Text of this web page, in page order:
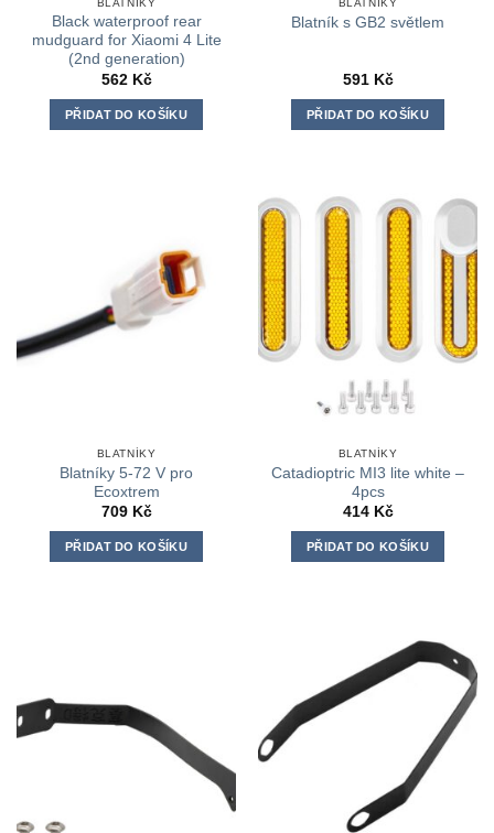
BLATNÍKY
Black waterproof rear
mudguard for Xiaomi 4 Lite
(2nd generation)
562 Kč
PŘIDAT DO KOŠÍKU
BLATNÍKY
Blatník s GB2 světlem
591 Kč
PŘIDAT DO KOŠÍKU
BLATNÍKY
Blatníky 5-72 V pro
Ecoxtrem
709 Kč
PŘIDAT DO KOŠÍKU
BLATNÍKY
Catadioptric MI3 lite white –
4pcs
414 Kč
PŘIDAT DO KOŠÍKU